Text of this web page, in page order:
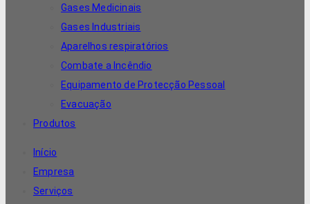
Gases Medicinais
Gases Industriais
Aparelhos respiratórios
Combate a Incêndio
Equipamento de Protecção Pessoal
Evacuação
Produtos
Início
Empresa
Serviços